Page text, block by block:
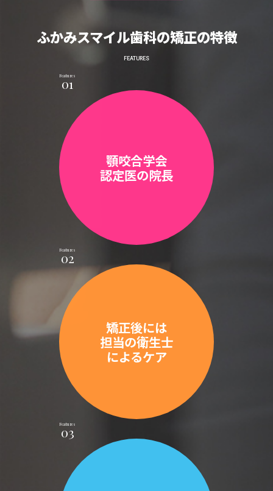
ふかみスマイル歯科の矯正の特徴
FEATURES
Features
01
顎咬合学会
認定医の院長
Features
02
矯正後には
担当の衛生士
によるケア
Features
03